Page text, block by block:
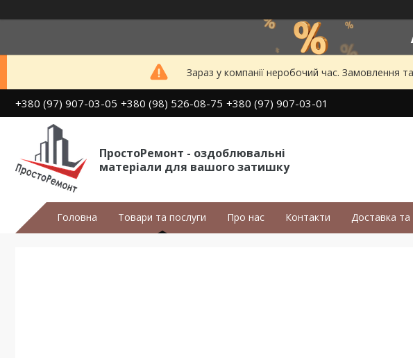
Зараз у компанії неробочий час. Замовлення
+380 (97) 907-03-05 +380 (98) 526-08-75 +380 (97) 907-03-01
ПростоРемонт - оздоблювальні
матеріали для вашого затишку
Головна Товари та послуги Про нас Контакти Доставка та